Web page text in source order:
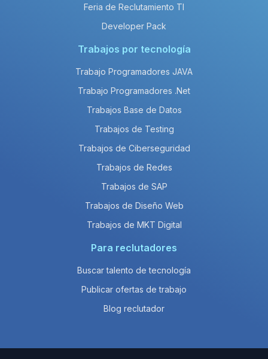
Feria de Reclutamiento TI
Developer Pack
Trabajos por tecnología
Trabajo Programadores JAVA
Trabajo Programadores .Net
Trabajos Base de Datos
Trabajos de Testing
Trabajos de Ciberseguridad
Trabajos de Redes
Trabajos de SAP
Trabajos de Diseño Web
Trabajos de MKT Digital
Para reclutadores
Buscar talento de tecnología
Publicar ofertas de trabajo
Blog reclutador